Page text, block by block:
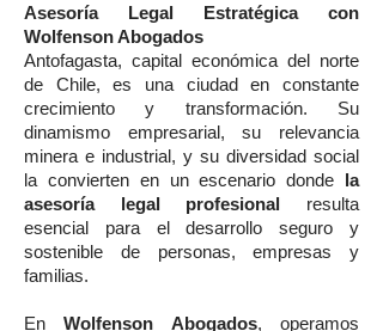
Asesoría Legal Estratégica con
Wolfenson Abogados
Antofagasta, capital económica del norte
de Chile, es una ciudad en constante
crecimiento y transformación. Su
dinamismo empresarial, su relevancia
minera e industrial, y su diversidad social
la convierten en un escenario donde
la
asesoría legal profesional
resulta
esencial para el desarrollo seguro y
sostenible de personas, empresas y
familias.
EnWolfenson Abogados, operamos